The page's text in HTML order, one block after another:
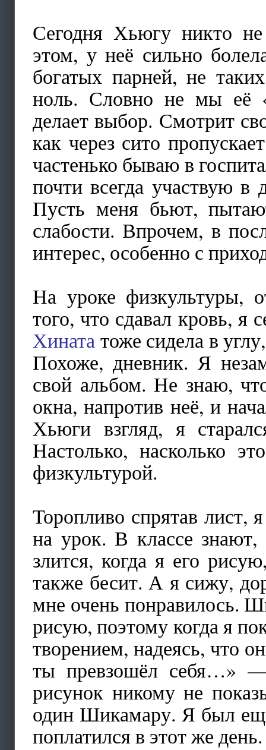
Сегодня Хьюгу никто
этом, у неё сильно
богатых парней, не
ноль. Словно не мы её
делает выбор. Смотрит
как через сито
частенько бываю в
почти всегда участвую в
Пусть меня бьют,
слабости. Впрочем, в
интерес, особенно с
На уроке физкультуры,
того, что сдавал кровь, я
Хинататоже сидела в
Похоже, дневник. Я
свой альбом. Не знаю,
окна, напротив неё, и
Хьюги взгляд, я
Настолько, насколько
физкультурой.
Торопливо спрятав лист,
на урок. В классе
злится, когда я его
также бесит. А я сижу,
мне очень понравилось.
рисую, поэтому когда я
творением, надеясь, что
ты превзошёл себя…»
рисунок никому не
один Шикамару. Я был ещё
поплатился в этот же день.